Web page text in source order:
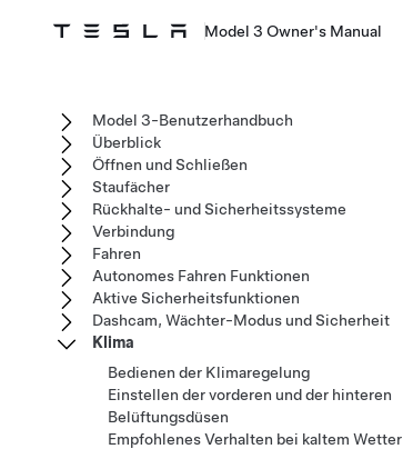
Model 3 Owner's Manual
Model 3-Benutzerhandbuch
Überblick
Öffnen und Schließen
Staufächer
Rückhalte- und Sicherheitssysteme
Verbindung
Fahren
Autonomes Fahren Funktionen
Aktive Sicherheitsfunktionen
Dashcam, Wächter-Modus und Sicherheit
Klima
Bedienen der Klimaregelung
Einstellen der vorderen und der hinteren
Belüftungsdüsen
Empfohlenes Verhalten bei kaltem Wetter